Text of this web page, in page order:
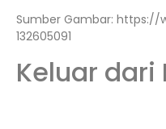
Sumber Gambar:
132605091
Keluar dari